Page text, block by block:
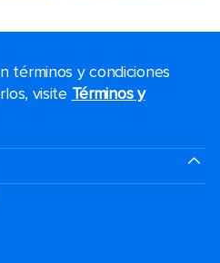
términos y condiciones
visite Términos y